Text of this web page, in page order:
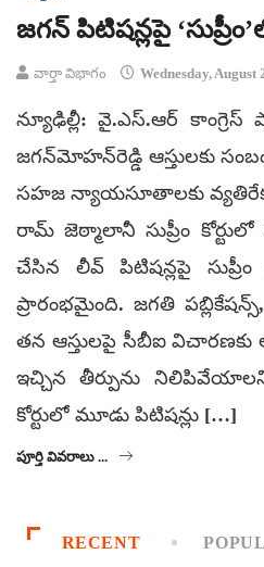
జగన్ పిటిషన్లపై
వార్తా విభాగం Wednesday, August
న్యూఢిల్లీ: వై.ఎస్.ఆర్ కాంగ్రెస్
జగన్‌మోహన్‌రెడ్డి ఆస్తులకు
సహజ న్యాయసూతాలకు
రామ్ జెఠ్మాలానీ సుప్రీం
చేసిన లీవ్ పిటిషన్లపై
ప్రారంభమైంది. జగతి పబ్లికేషన్స్,
తన ఆస్తులపై సీబీఐ విచారణకు
ఇచ్చిన తీర్పును
కోర్టులో మూడు పిటిషన్లు […]
పూర్తి వివరాలు ...
RECENT